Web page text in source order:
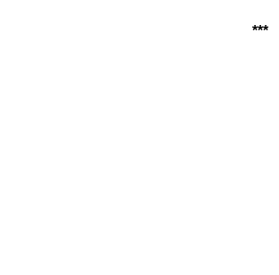
***